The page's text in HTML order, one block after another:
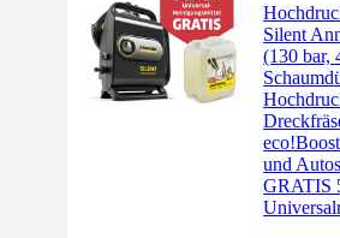
Silent
(130 bar,
und
GRATIS